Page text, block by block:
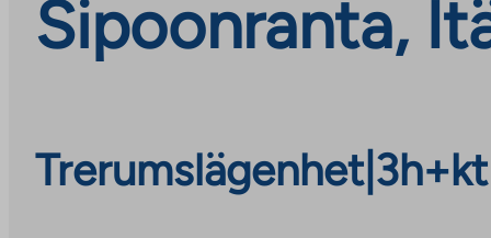
Sipoonranta,
Trerumslägenhet| 3h+kt